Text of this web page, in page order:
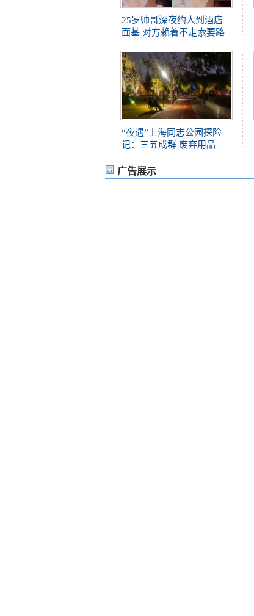
25岁帅哥深夜约人到酒店
面基 对方赖着不走索要路
“夜遇”上海同志公园探险
记：三五成群 废弃用品
广告展示